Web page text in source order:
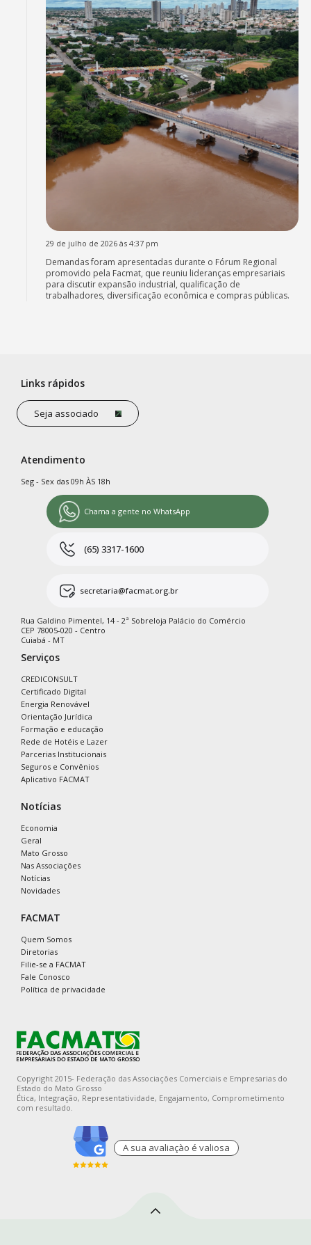
29 de julho de 2026 às 4:37 pm
Demandas foram apresentadas durante o Fórum Regional
promovido pela Facmat, que reuniu lideranças empresariais
para discutir expansão industrial, qualificação de
trabalhadores, diversificação econômica e compras públicas.
Links rápidos
Seja associado
Atendimento
Seg - Sex das 09h ÀS 18h
Chama a gente no WhatsApp
(65) 3317-1600
secretaria@facmat.org.br
Rua Galdino Pimentel, 14 - 2ª Sobreloja Palácio do Comércio
CEP 78005-020 - Centro
Cuiabá - MT
Serviços
CREDICONSULT
Certificado Digital
Energia Renovável
Orientação Jurídica
Formação e educação
Rede de Hotéis e Lazer
Parcerias Institucionais
Seguros e Convênios
Aplicativo FACMAT
Notícias
Economia
Geral
Mato Grosso
Nas Associações
Notícias
Novidades
FACMAT
Quem Somos
Diretorias
Filie-se a FACMAT
Fale Conosco
Política de privacidade
Copyright 2015- Federação das Associações Comerciais e Empresarias do
Estado do Mato Grosso
Ética, Integração, Representatividade, Engajamento, Comprometimento
com resultado.
A sua avaliaçào é valiosa